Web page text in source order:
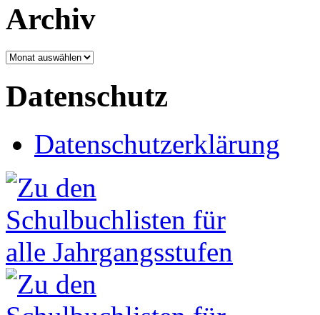
Archiv
Archiv
Datenschutz
Datenschutzerklärung